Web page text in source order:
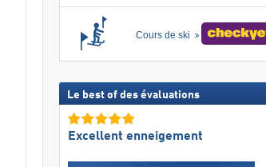
Cours de ski
Le best of des évaluations
Excellent enneigement